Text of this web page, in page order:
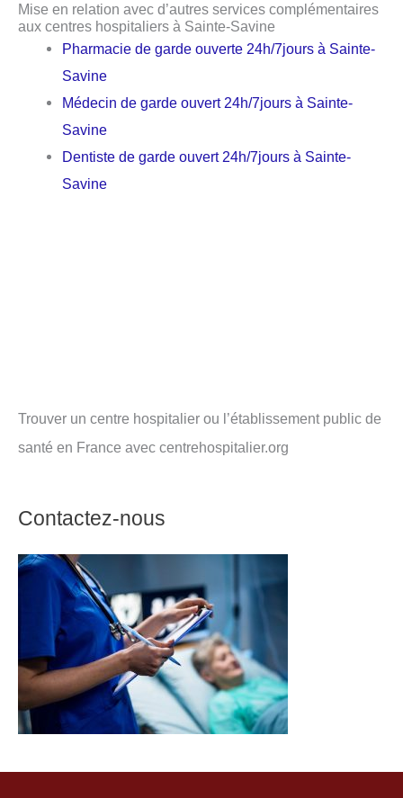
Mise en relation avec d’autres services complémentaires
aux centres hospitaliers à Sainte-Savine
Pharmacie de garde ouverte 24h/7jours à Sainte-
Savine
Médecin de garde ouvert 24h/7jours à Sainte-
Savine
Dentiste de garde ouvert 24h/7jours à Sainte-
Savine
Trouver un centre hospitalier ou l’établissement public de
santé en France avec centrehospitalier.org
Contactez-nous